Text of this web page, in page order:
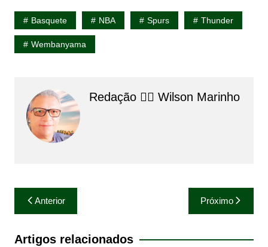
Basquete NBA Spurs Thunder
Wembanyama
Redação 👨‍⚖️​ Wilson Marinho
Navegação
de
Post
Anterior Próximo
Artigos relacionados